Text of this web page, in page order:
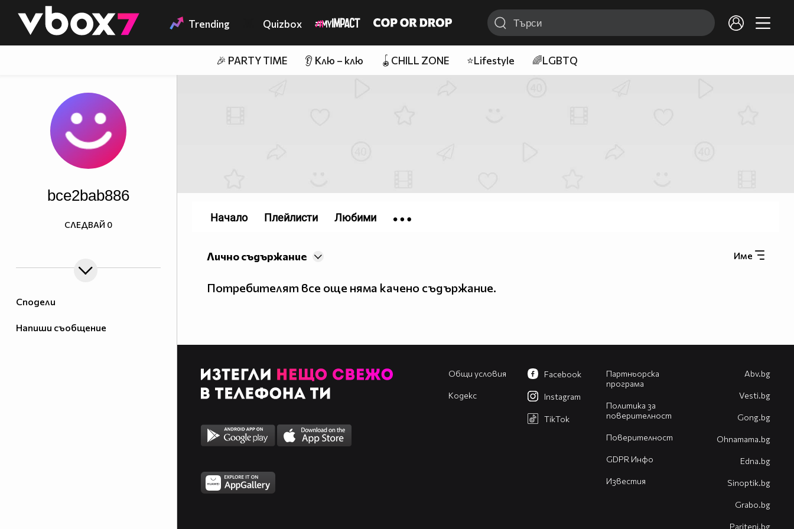
👾 Trending Quizbox
🎉 PARTY TIME 👂 Клю – клю 🪀CHILL ZONE ⭐Lifestyle 🌈LGBTQ
Сподели
Напиши съобщение
bce2bab886
СЛЕДВАЙ 0
Име
Лично съдържание
Потребителят все още няма качено съдържание.
Начало Плейлисти Любими
Общи условия
Кодекс
Партньорска
програма
Политика за
поверителност
Поверителност
GDPR Инфо
Известия
Facebook
Instagram
TikTok
Abv.bg
Vesti.bg
Gong.bg
Оhnamama.bg
Edna.bg
Sinoptik.bg
Grabo.bg
Pariteni.bg